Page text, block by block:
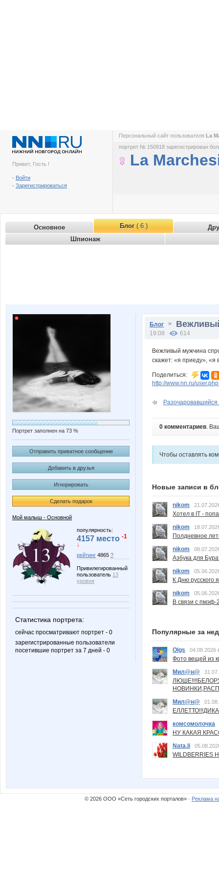
Привет, Гость !
- Войти
- Зарегистрироваться
Персональный сайт пользователя La
портрет № 150918 зарегистрирован
La
Основное Блог( 6 )
Шпионаж
Портрет заполнен на 73 %
Отправить приватное сообщение
Добавить в друзья
Игнорировать
Сделать подарок
Мой малыш - Основной
популярность:
4157 место -1
↓
рейтинг 4865 ?
Привилегированный
пользователь 13
уровня
Статистика портрета:
сейчас просматривают портрет - 0
зарегистрированные пользователи
посетившие портрет за 7 дней - 0
Блог >
19:08 614
Вежливый мужчина
скажет: «я приеду», «я
Поделиться:
http://www.nn.ru/
0 комментариев.
Чтобы оставлять
Новые записи в
nikom
Хотел в IT -
nikom
Полдневное
nikom
Азбука для
nikom
К Дню русского
nikom
В связи с пмэф-
Популярные за
Olgs 04.08.2026
Фото вещей из
Мил@н@
Мил@н@
комсомолочка
НУ КАКАЯ
Nata.li
© 2026 ООО «Сеть городских порталов» · Реклама